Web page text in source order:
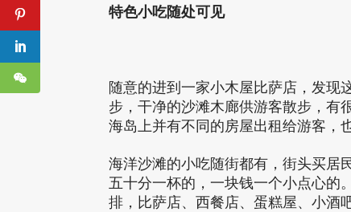
特色小吃随处可见
随意的进到一家小木屋比萨店，发现
步，干净的沙滩木廊供游客散步，有
海岛上并有不同的房屋出租给游客，
海洋沙滩的小吃随街都有，街头买居
五十分一杯的，一块钱一个小点心的
排，比萨店、西餐店、蛋糕屋、小酒